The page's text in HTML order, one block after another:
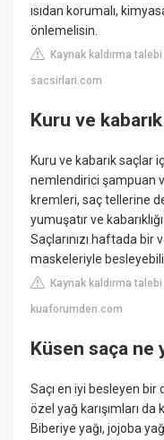
ısıdan korumalı,
önlemelisin.
Kaynak kaldırma talebi
sacsirlari.com
Kuru ve
Kuru ve kabarık saçlar
nemlendirici şampuan
kremleri, saç tellerine
yumuşatır ve
Saçlarınızı haftada
maskeleriyle
Kaynak kaldırma talebi
kuaforumden.com
Küsen saça ne
Saçı en iyi besleyen bir
özel yağ karışımları
Biberiye yağı, jojoba